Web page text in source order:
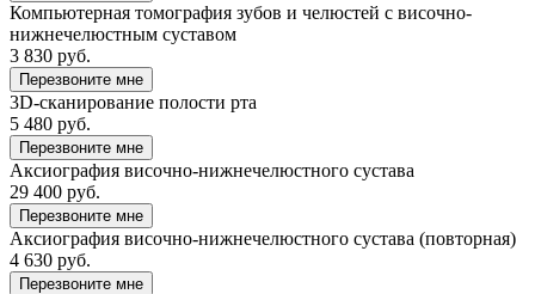
Компьютерная томография зубов и челюстей с височно-
нижнечелюстным суставом
3 830 руб.
Перезвоните мне
3D-сканирование полости рта
5 480 руб.
Перезвоните мне
Аксиография височно-нижнечелюстного сустава
29 400 руб.
Перезвоните мне
Аксиография височно-нижнечелюстного сустава (повторная)
4 630 руб.
Перезвоните мне